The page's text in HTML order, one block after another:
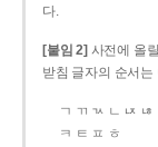
다.
[붙임 2] 사전에 올
받침 글자의 순서는
ㄱ ㄲ ㄳ ㄴ ㄵ
ㅋ ㅌ ㅍ ㅎ